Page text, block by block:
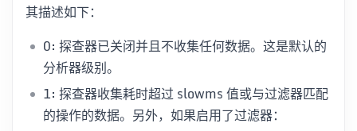
其描述如下：
0: 探查器已关闭并且不收集任何数据。这是默认的
分析器级别。
1: 探查器收集耗时超过 slowms 值或与过滤器匹配
的操作的数据。另外，如果启用了过滤器：